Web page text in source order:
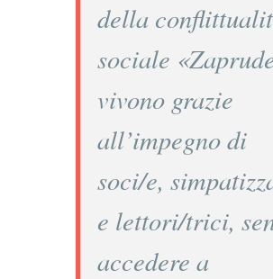
della
sociale
vivono grazie
all’impegno di
soci/e,
e lettori/trici,
accedere a